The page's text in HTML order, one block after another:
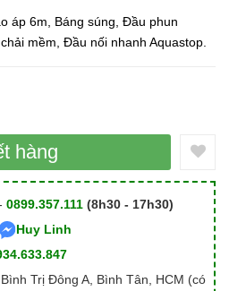
áp 6m, Báng súng, Đầu phun
mềm, Đầu nối nhanh Aquastop.
hàng
0899.357.111 (8h30 - 17h30)
Huy Linh
Trị Đông A, Bình Tân, HCM (có